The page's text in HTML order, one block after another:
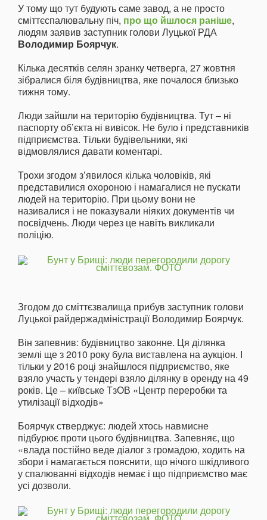
У тому що тут будують саме завод, а не просто
сміттєспалювальну піч, про що йшлося раніше,
людям заявив заступник голови Луцької РДА
Володимир Боярчук.
Кілька десятків селян зранку четверга, 27 жовтня
зібралися біля будівництва, яке почалося близько
тижня тому.
Люди зайшли на територію будівництва. Тут – ні
паспорту об’єкта ні вивісок. Не було і представників
підприємства. Тільки будівельники, які
відмовлялися давати коментарі.
Трохи згодом з’явилося кілька чоловіків, які
представилися охороною і намагалися не пускати
людей на територію. При цьому вони не
називалися і не показували ніяких документів чи
посвідчень. Люди через це навіть викликали
поліцію.
Згодом до сміттєзвалища прибув заступник голови
Луцької райдержадміністрації Володимир Боярчук.
Він запевнив: будівництво законне. Ця ділянка
землі ще з 2010 року була виставлена на аукціон. І
тільки у 2016 році знайшлося підприємство, яке
взяло участь у тендері взяло ділянку в оренду на 49
років. Це – київське ТзОВ «Центр переробки та
утилізації відходів»
Боярчук стверджує: людей хтось навмисне
підбурює проти цього будівництва. Запевняє, що
«влада постійно веде діалог з громадою, ходить на
збори і намагається пояснити, що нічого шкідливого
у спалюванні відходів немає і що підприємство має
усі дозволи.